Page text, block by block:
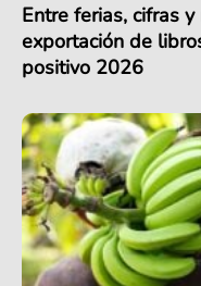
Entre ferias, cifras
exportación de
positivo 2026